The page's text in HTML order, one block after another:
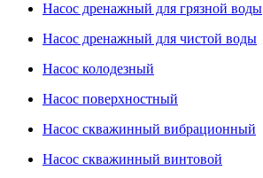
Насос дренажный для грязной воды
Насос дренажный для чистой воды
Насос колодезный
Насос поверхностный
Насос скважинный вибрационный
Насос скважинный винтовой